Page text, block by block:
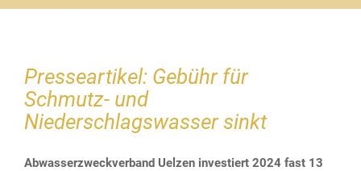
Presseartikel: Gebühr für
Schmutz- und
Niederschlagswasser sinkt
Abwasserzweckverband Uelzen investiert 2024 fast 13